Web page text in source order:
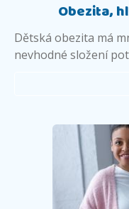
Obezita,
Dětská obezita má
nevhodné složení